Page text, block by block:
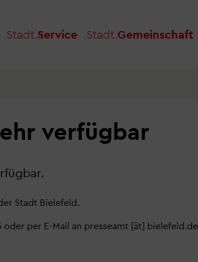
Stadt.Service Stadt.Gemeinschaft
verfügbar
Stadt Bielefeld.
per E-Mail an presseamt [ät] bielefeld.de